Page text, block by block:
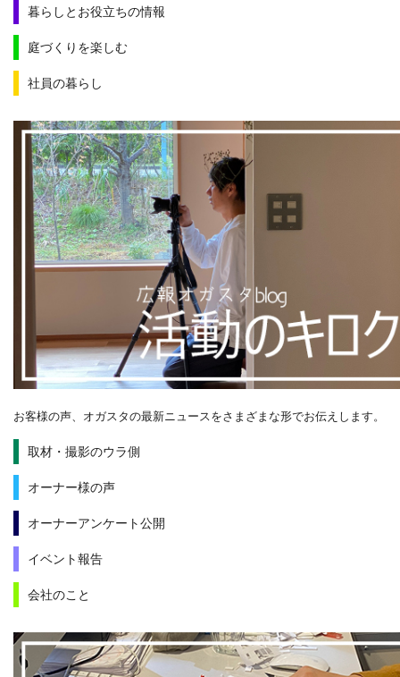
暮らしとお役立ちの情報
庭づくりを楽しむ
社員の暮らし
お客様の声、オガスタの最新ニュースをさまざまな形でお伝えします。
取材・撮影のウラ側
オーナー様の声
オーナーアンケート公開
イベント報告
会社のこと